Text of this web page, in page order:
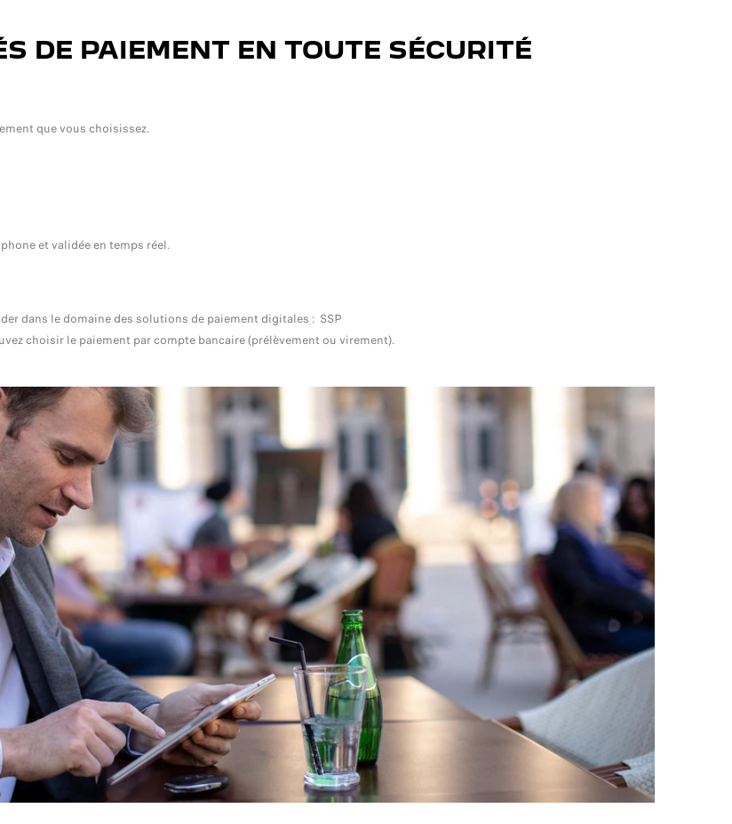
DE PAIEMENT EN TOUTE SÉCURITÉ
que vous choisissez.
et validée en temps réel.
dans le domaine des solutions de paiement digitales : SSP
choisir le paiement par compte bancaire (prélèvement ou virement).